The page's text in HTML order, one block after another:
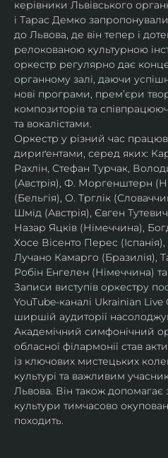
керівники Львівського
і Тарас Демко
до Львова, де він тепер і
релокованою культурною
оркестр регулярно дає
органному залі, даючи
нові програми, прем’єри
композиторів та
та вокалістами.
Оркестр у різний час
дириґентами, серед яких:
Рахлін, Стефан Турчак,
(Австрія), Ф. Моргенштерн
(Бельгія), О. Трглік
Шмід (Австрія), Євген
Назар Яцків (Німеччина),
Хосе Вісенто Перес
Лучано Камарго (Бразилія),
Робін Енгелен (Німеччина) та
Записи виступів оркестру
YouTube-каналі Ukrainian
ширшій аудиторії
Академічний симфонічний
обласної філармонії став
із ключових мистецьких
культурі та важливим
Львова. Він також допомагає
культури тимчасово
походить.